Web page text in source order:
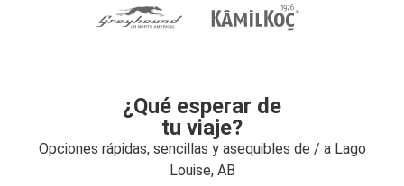
¿Qué esperar de
tu viaje?
Opciones rápidas, sencillas y asequibles de / a Lago
Louise, AB